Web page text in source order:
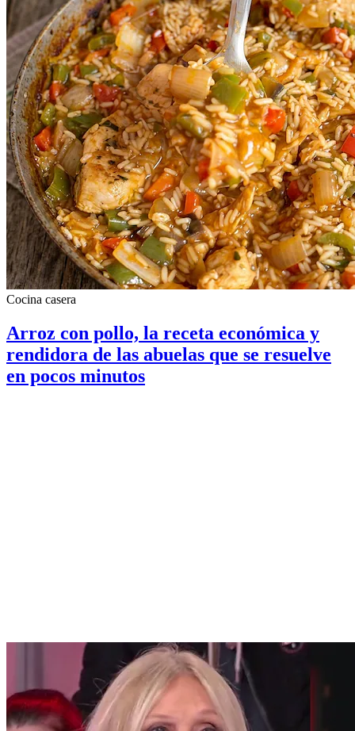
Cocina casera
Arroz con pollo, la receta económica y
rendidora de las abuelas que se resuelve
en pocos minutos